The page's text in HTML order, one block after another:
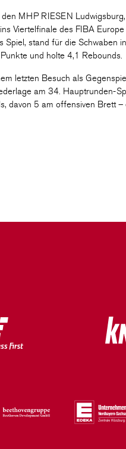
MHP RIESEN
Viertelfinale des FIBA
Spiel, stand für die
und holte 4,1 Rebounds.
letzten Besuch als
am 34. Hauptrunden-
davon 5 am offensiven Brett